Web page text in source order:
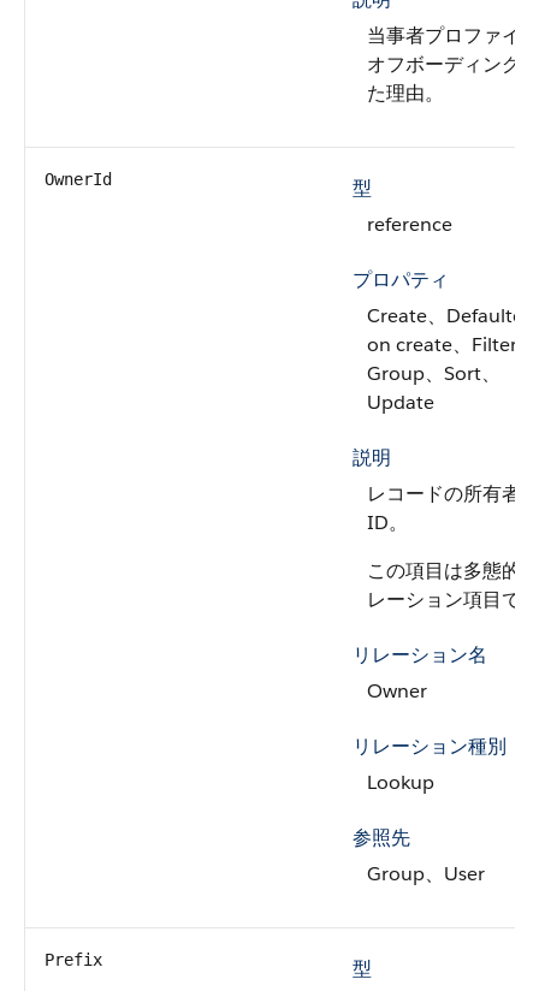
当事者プロファイ
オフボーディング
た理由。
OwnerId
型
reference
プロパティ
Create、Defaulted
on create、Filter、
Group、Sort、
Update
説明
レコードの所有者の
ID。
この項目は多態的
レーション項目で
リレーション名
Owner
リレーション種別
Lookup
参照先
Group、User
Prefix
型